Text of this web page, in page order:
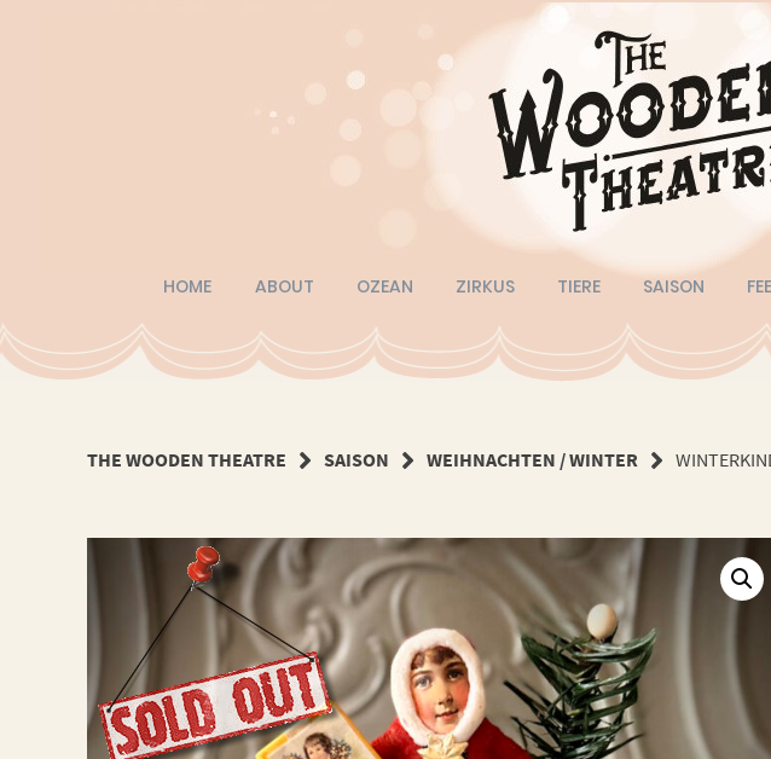
HOME ABOUT OZEAN ZIRKUS TIERE SAISON
THE WOODEN THEATRE SAISON WEIHNACHTEN / WINTER